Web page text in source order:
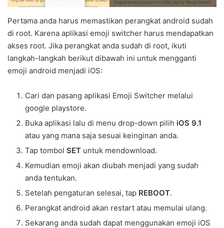
Pertama anda harus memastikan perangkat android sudah
di root. Karena aplikasi emoji switcher harus mendapatkan
akses root. Jika perangkat anda sudah di root, ikuti
langkah-langkah berikut dibawah ini untuk mengganti
emoji android menjadi iOS:
Cari dan pasang aplikasi Emoji Switcher melalui
google playstore.
Buka aplikasi lalu di menu drop-down pilih iOS 9.1
atau yang mana saja sesuai keinginan anda.
Tap tombol SET untuk mendownload.
Kemudian emoji akan diubah menjadi yang sudah
anda tentukan.
Setelah pengaturan selesai, tap REBOOT.
Perangkat android akan restart atau memulai ulang.
Sekarang anda sudah dapat menggunakan emoji iOS